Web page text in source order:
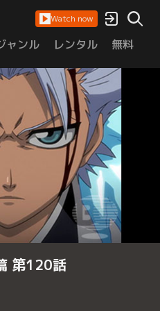
Watch now
ャンル レンタル 無料
第120話